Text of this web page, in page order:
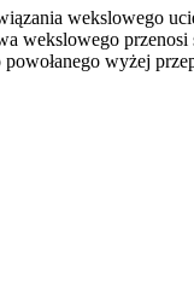
wekslowego
wekslowego
wyżej